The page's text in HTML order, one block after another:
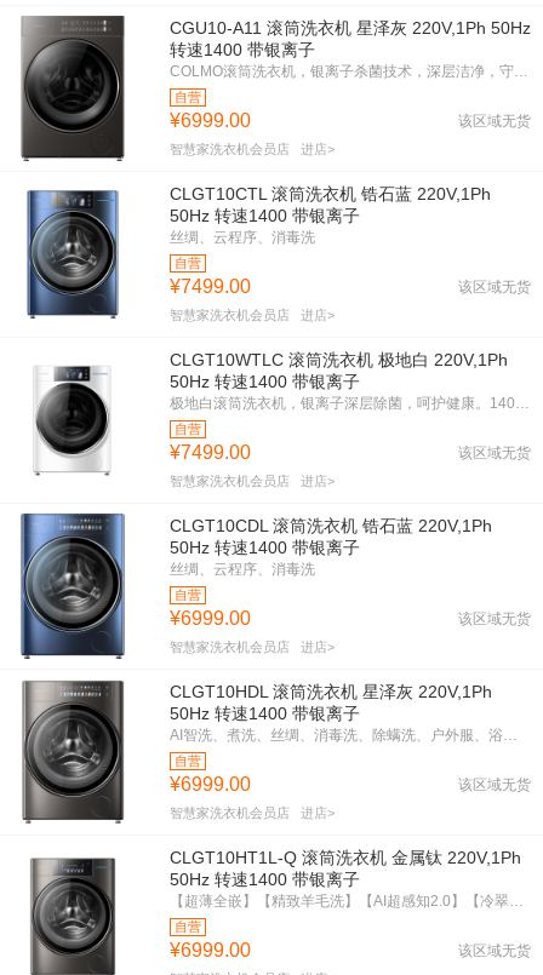
CGU10-A11 滚筒洗衣机 星泽灰 220V,1Ph 50Hz
转速1400 带银离子
自营
¥6999.00 该区域无货
智慧家洗衣机会员店 进店>
CLGT10CTL 滚筒洗衣机 锆石蓝 220V,1Ph
50Hz 转速1400 带银离子
丝绸、云程序、消毒洗
自营
¥7499.00 该区域无货
智慧家洗衣机会员店 进店>
CLGT10WTLC 滚筒洗衣机 极地白 220V,1Ph
50Hz 转速1400 带银离子
自营
¥7499.00 该区域无货
智慧家洗衣机会员店 进店>
CLGT10CDL 滚筒洗衣机 锆石蓝 220V,1Ph
50Hz 转速1400 带银离子
丝绸、云程序、消毒洗
自营
¥6999.00 该区域无货
智慧家洗衣机会员店 进店>
CLGT10HDL 滚筒洗衣机 星泽灰 220V,1Ph
50Hz 转速1400 带银离子
自营
¥6999.00 该区域无货
智慧家洗衣机会员店 进店>
CLGT10HT1L-Q 滚筒洗衣机 金属钛 220V,1Ph
50Hz 转速1400 带银离子
自营
¥6999.00 该区域无货